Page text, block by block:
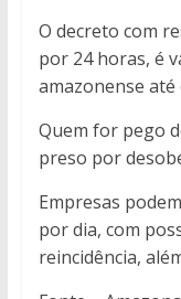
O decreto com
por 24 horas, é
amazonense até
Quem for pego
preso por
Empresas
por dia, com
reincidência,